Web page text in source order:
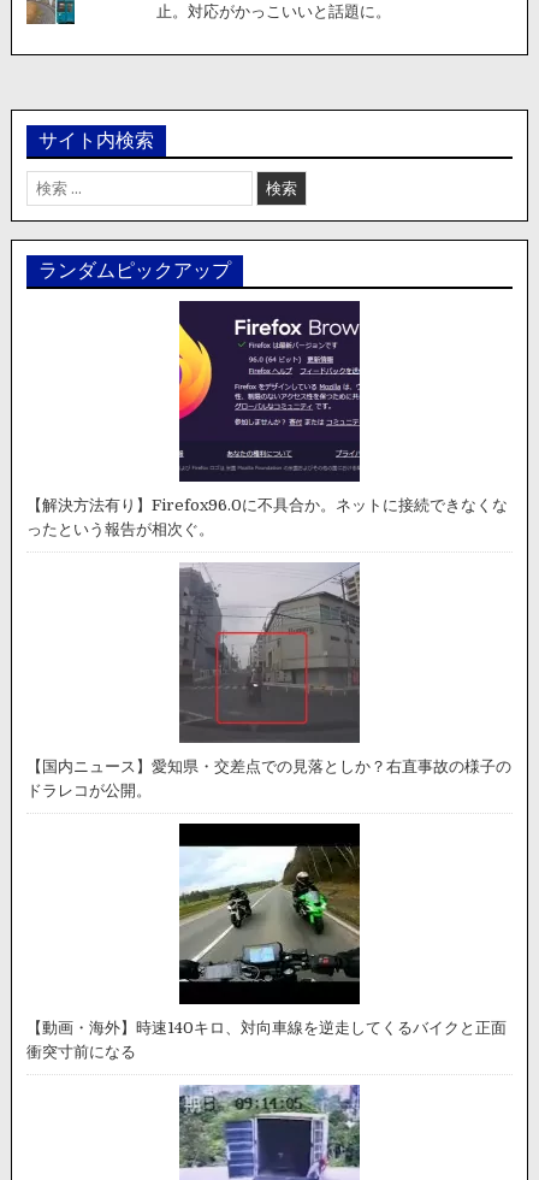
止。対応がかっこいいと話題に。
サイト内検索
検
索:
ランダムピックアップ
【解決方法有り】Firefox96.0に不具合か。ネットに接続できなくな
ったという報告が相次ぐ。
【国内ニュース】愛知県・交差点での見落としか？右直事故の様子の
ドラレコが公開。
【動画・海外】時速140キロ、対向車線を逆走してくるバイクと正面
衝突寸前になる